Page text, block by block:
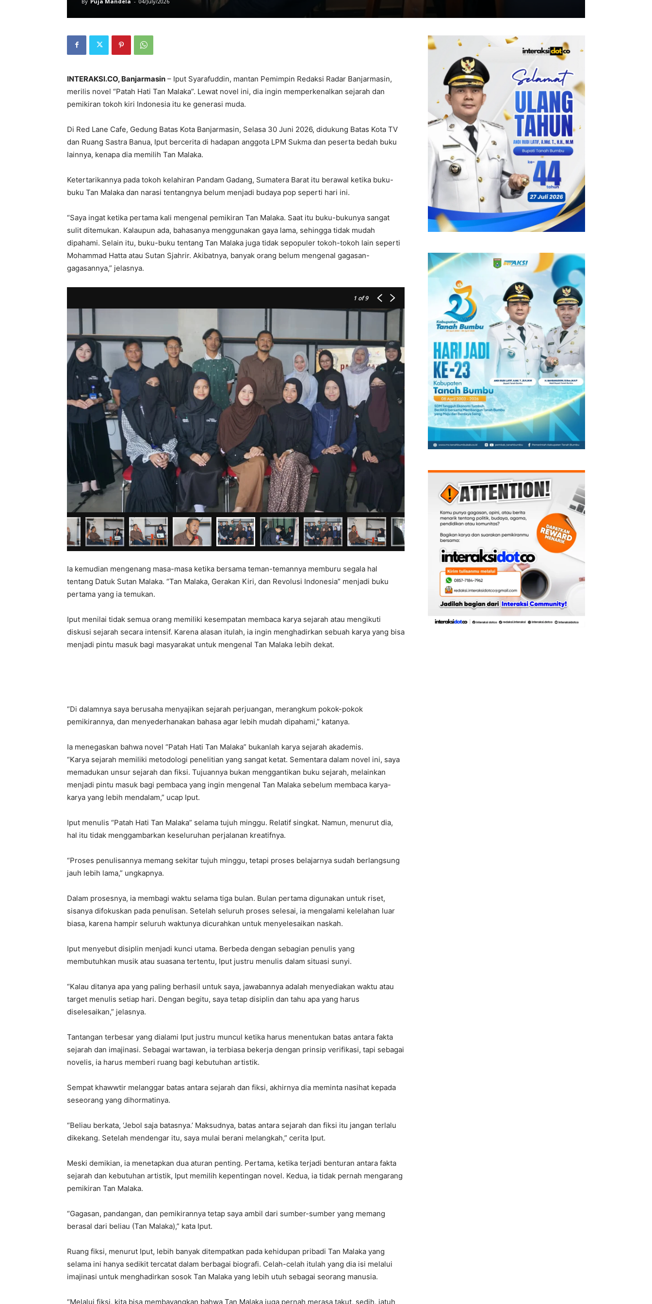
INTERAKSI.CO, Banjarmasin – Iput Syarafuddin, mantan Pemimpin Redaksi Radar Banjarmasin,
merilis novel “Patah Hati Tan Malaka”. Lewat novel ini, dia ingin memperkenalkan sejarah dan
pemikiran tokoh kiri Indonesia itu ke generasi muda.
Di Red Lane Cafe, Gedung Batas Kota Banjarmasin, Selasa 30 Juni 2026, didukung Batas Kota TV
dan Ruang Sastra Banua, Iput bercerita di hadapan anggota LPM Sukma dan peserta bedah buku
lainnya, kenapa dia memilih Tan Malaka.
Ketertarikannya pada tokoh kelahiran Pandam Gadang, Sumatera Barat itu berawal ketika buku-
buku Tan Malaka dan narasi tentangnya belum menjadi budaya pop seperti hari ini.
“Saya ingat ketika pertama kali mengenal pemikiran Tan Malaka. Saat itu buku-bukunya sangat
sulit ditemukan. Kalaupun ada, bahasanya menggunakan gaya lama, sehingga tidak mudah
dipahami. Selain itu, buku-buku tentang Tan Malaka juga tidak sepopuler tokoh-tokoh lain seperti
Mohammad Hatta atau Sutan Sjahrir. Akibatnya, banyak orang belum mengenal gagasan-
gagasannya,” jelasnya.
1 of 9
Ia kemudian mengenang masa-masa ketika bersama teman-temannya memburu segala hal
tentang Datuk Sutan Malaka. “Tan Malaka, Gerakan Kiri, dan Revolusi Indonesia” menjadi buku
pertama yang ia temukan.
Iput menilai tidak semua orang memiliki kesempatan membaca karya sejarah atau mengikuti
diskusi sejarah secara intensif. Karena alasan itulah, ia ingin menghadirkan sebuah karya yang bisa
menjadi pintu masuk bagi masyarakat untuk mengenal Tan Malaka lebih dekat.
“Di dalamnya saya berusaha menyajikan sejarah perjuangan, merangkum pokok-pokok
pemikirannya, dan menyederhanakan bahasa agar lebih mudah dipahami,” katanya.
Ia menegaskan bahwa novel “Patah Hati Tan Malaka” bukanlah karya sejarah akademis.
“Karya sejarah memiliki metodologi penelitian yang sangat ketat. Sementara dalam novel ini, saya
memadukan unsur sejarah dan fiksi. Tujuannya bukan menggantikan buku sejarah, melainkan
menjadi pintu masuk bagi pembaca yang ingin mengenal Tan Malaka sebelum membaca karya-
karya yang lebih mendalam,” ucap Iput.
Iput menulis “Patah Hati Tan Malaka” selama tujuh minggu. Relatif singkat. Namun, menurut dia,
hal itu tidak menggambarkan keseluruhan perjalanan kreatifnya.
“Proses penulisannya memang sekitar tujuh minggu, tetapi proses belajarnya sudah berlangsung
jauh lebih lama,” ungkapnya.
Dalam prosesnya, ia membagi waktu selama tiga bulan. Bulan pertama digunakan untuk riset,
sisanya difokuskan pada penulisan. Setelah seluruh proses selesai, ia mengalami kelelahan luar
biasa, karena hampir seluruh waktunya dicurahkan untuk menyelesaikan naskah.
Iput menyebut disiplin menjadi kunci utama. Berbeda dengan sebagian penulis yang
membutuhkan musik atau suasana tertentu, Iput justru menulis dalam situasi sunyi.
“Kalau ditanya apa yang paling berhasil untuk saya, jawabannya adalah menyediakan waktu atau
target menulis setiap hari. Dengan begitu, saya tetap disiplin dan tahu apa yang harus
diselesaikan,” jelasnya.
Tantangan terbesar yang dialami Iput justru muncul ketika harus menentukan batas antara fakta
sejarah dan imajinasi. Sebagai wartawan, ia terbiasa bekerja dengan prinsip verifikasi, tapi sebagai
novelis, ia harus memberi ruang bagi kebutuhan artistik.
Sempat khawwtir melanggar batas antara sejarah dan fiksi, akhirnya dia meminta nasihat kepada
seseorang yang dihormatinya.
“Beliau berkata, ‘Jebol saja batasnya.’ Maksudnya, batas antara sejarah dan fiksi itu jangan terlalu
dikekang. Setelah mendengar itu, saya mulai berani melangkah,” cerita Iput.
Meski demikian, ia menetapkan dua aturan penting. Pertama, ketika terjadi benturan antara fakta
sejarah dan kebutuhan artistik, Iput memilih kepentingan novel. Kedua, ia tidak pernah mengarang
pemikiran Tan Malaka.
“Gagasan, pandangan, dan pemikirannya tetap saya ambil dari sumber-sumber yang memang
berasal dari beliau (Tan Malaka),” kata Iput.
Ruang fiksi, menurut Iput, lebih banyak ditempatkan pada kehidupan pribadi Tan Malaka yang
selama ini hanya sedikit tercatat dalam berbagai biografi. Celah-celah itulah yang dia isi melalui
imajinasi untuk menghadirkan sosok Tan Malaka yang lebih utuh sebagai seorang manusia.
“Melalui fiksi, kita bisa membayangkan bahwa Tan Malaka juga pernah merasa takut, sedih, jatuh